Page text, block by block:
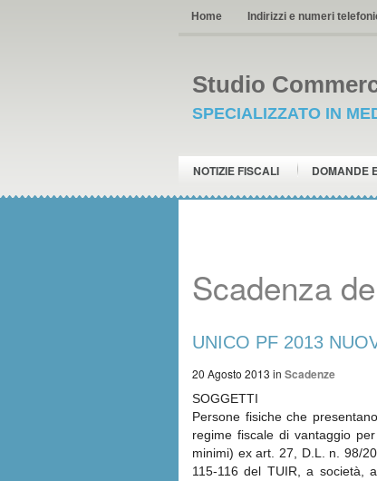
Home Indirizzi e numeri
Studio
SPECIALIZZATO IN
NOTIZIE FISCALI DOMANDE
Scadenza
UNICO PF 2013
20 Agosto 2013 in Scadenze
SOGGETTI
Persone fisiche che
regime fiscale di vantaggio
minimi) ex art. 27, D.L. n. 98/
115-116 del TUIR, a società,